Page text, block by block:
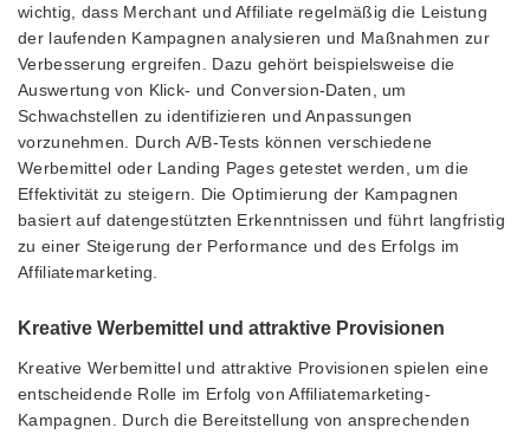
wichtig, dass Merchant und Affiliate regelmäßig die Leistung
der laufenden Kampagnen analysieren und Maßnahmen zur
Verbesserung ergreifen. Dazu gehört beispielsweise die
Auswertung von Klick- und Conversion-Daten, um
Schwachstellen zu identifizieren und Anpassungen
vorzunehmen. Durch A/B-Tests können verschiedene
Werbemittel oder Landing Pages getestet werden, um die
Effektivität zu steigern. Die Optimierung der Kampagnen
basiert auf datengestützten Erkenntnissen und führt langfristig
zu einer Steigerung der Performance und des Erfolgs im
Affiliatemarketing.
Kreative Werbemittel und attraktive Provisionen
Kreative Werbemittel und attraktive Provisionen spielen eine
entscheidende Rolle im Erfolg von Affiliatemarketing-
Kampagnen. Durch die Bereitstellung von ansprechenden